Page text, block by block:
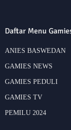
Daftar Menu
ANIES BASWEDAN
GAMIES NEWS
GAMIES PEDULI
GAMIES TV
PEMILU 2024